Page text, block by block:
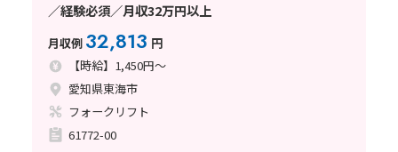
／経験必須／月収32万円以上
月収例 32,813 円
【時給】1,450円～
愛知県東海市
フォークリフト
61772-00